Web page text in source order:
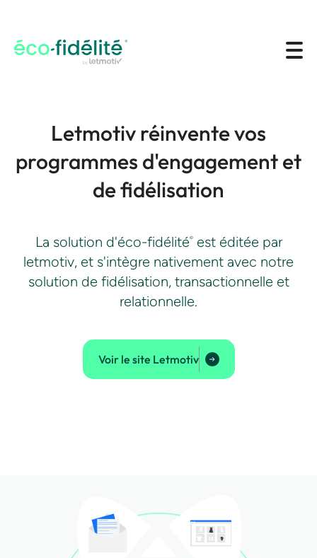
Letmotiv réinvente vos
programmes d'engagement et
de fidélisation
La solution d'éco-fidélité©est éditée par
letmotiv, et s'intègre nativement avec notre
solution de fidélisation, transactionnelle et
relationnelle.
Voir le site Letmotiv